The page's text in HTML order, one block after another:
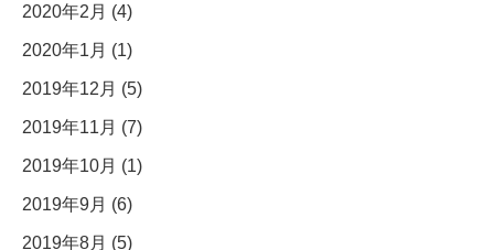
2020年2月 (4)
2020年1月 (1)
2019年12月 (5)
2019年11月 (7)
2019年10月 (1)
2019年9月 (6)
2019年8月 (5)